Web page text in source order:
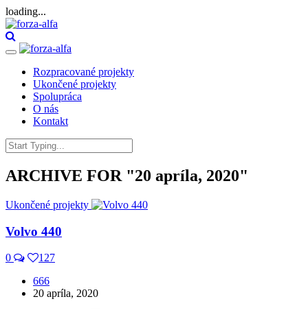
loading...
Toggle
navigationRozpracované projekty
Ukončené projekty
Spolupráca
O nás
Kontakt
Search
for:
ARCHIVE FOR "20 apríla, 2020"
Ukončené projekty
Volvo 440
0
127
666
20 apríla, 2020